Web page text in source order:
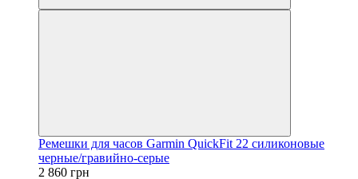
Ремешки для часов Garmin QuickFit 22 силиконовые
черные/гравийно-серые
2 860 грн